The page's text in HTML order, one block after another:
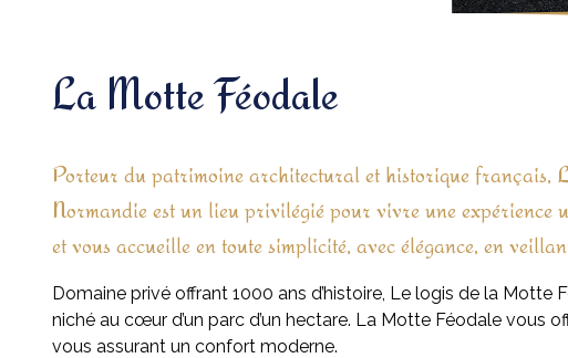
La Motte Féodale
Porteur du patrimoine architectural et historique français,
Normandie est un lieu privilégié pour vivre une expérience
et vous accueille en toute simplicité, avec élégance, en
Domaine privé offrant 1000 ans d’histoire, Le logis de la Motte
niché au cœur d’un parc d’un hectare. La Motte Féodale vous
vous assurant un confort moderne.